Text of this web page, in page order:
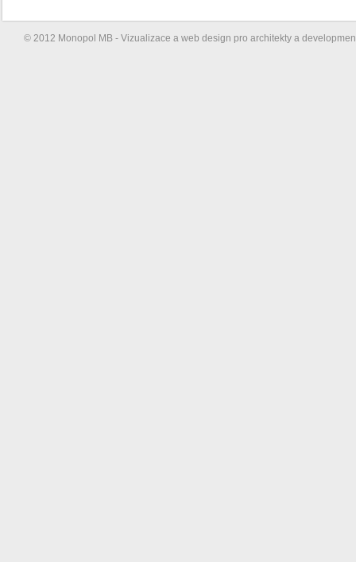
© 2012 Monopol MB - Vizualizace a web design pro architekty a